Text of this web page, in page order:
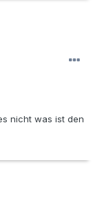
nicht was ist den